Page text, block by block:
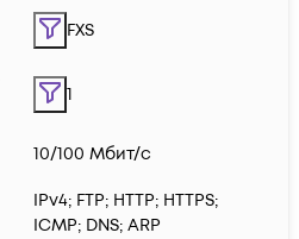
FXS
1
10/100 Мбит/с
IPv4; FTP; HTTP; HTTPS;
ICMP; DNS; ARP